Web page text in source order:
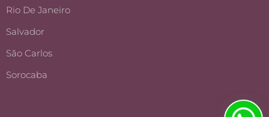
Rio De Janeiro
Salvador
São Carlos
Sorocaba